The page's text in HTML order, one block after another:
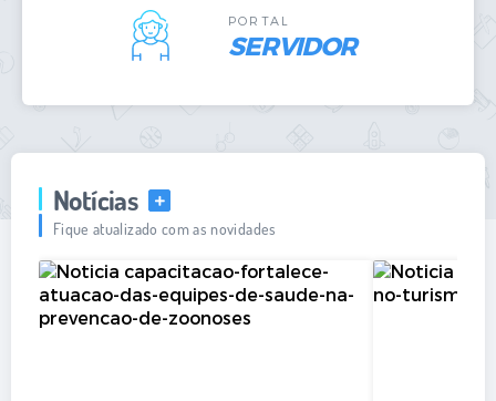
Conselho Tutelar.
Agenda
Galeria de Vídeos
PORTAL
SERVIDOR
Notícias
Fique atualizado com as novidades